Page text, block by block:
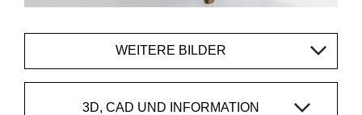
WEITERE BILDER
3D, CAD UND INFORMATION